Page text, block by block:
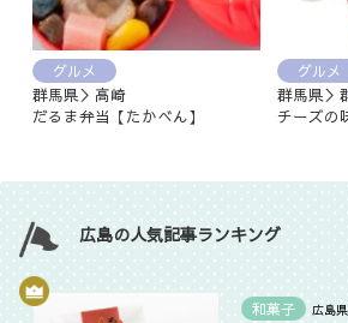
グルメ
群馬県＞高崎
だるま弁当【たかべん】
グルメ
群馬県
チーズの
広島の人気記事ランキング
和菓子 広島